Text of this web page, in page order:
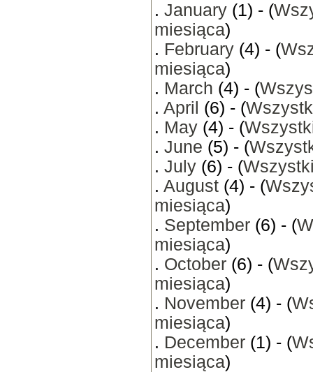
. January (1) - (
miesiąca)
. February (4) - (
miesiąca)
. March (4) - (
. April (6) - (
. May (4) - (
. June (5) - (
. July (6) - (
. August (4) - (
miesiąca)
. September (6) - (
miesiąca)
. October (6) - (
miesiąca)
. November (4) - (
miesiąca)
. December (1) - (
miesiąca)